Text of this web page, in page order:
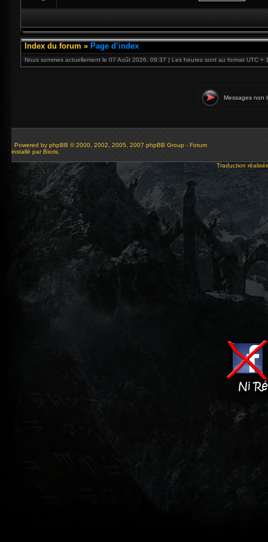
Index du forum » Page d’index
Nous sommes actuellement le 07 Août 2026, 09:37 | Les heures sont au format UTC +
Messages non
Powered by phpBB © 2000, 2002, 2005, 2007 phpBB Group - Forum
installé par Bioris.
Traduction